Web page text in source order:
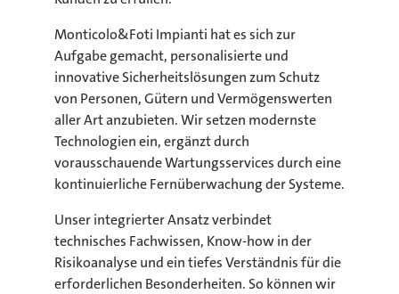
Monticolo&Foti Impianti hat es sich zur
Aufgabe gemacht, personalisierte und
innovative Sicherheitslösungen zum Schutz
von Personen, Gütern und Vermögenswerten
aller Art anzubieten. Wir setzen modernste
Technologien ein, ergänzt durch
vorausschauende Wartungsservices durch eine
kontinuierliche Fernüberwachung der Systeme.
Unser integrierter Ansatz verbindet
technisches Fachwissen, Know-how in der
Risikoanalyse und ein tiefes Verständnis für die
erforderlichen Besonderheiten. So können wir